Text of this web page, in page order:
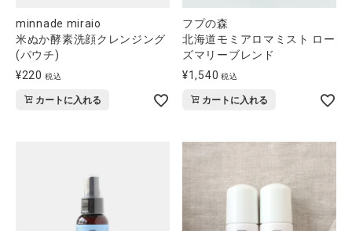
ギフト
ブランド
ご利用ガイド
minnade miraio
米ぬか酵素洗顔クレンジング
(パウチ)
¥220 税込
カートに入れる
フプの森
北海道モミアロマミスト ロー
ズマリーブレンド
¥1,540 税込
カートに入れる